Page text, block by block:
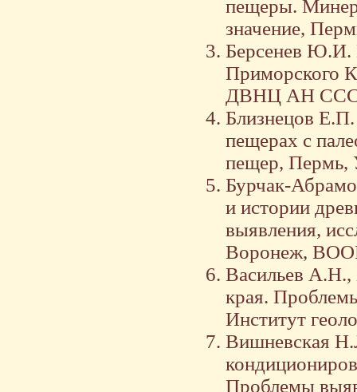
пещеры.
значение,
Берсенев Ю.И.
Приморского
ДВНЦ АН
Близнецов Е.П.
пещерах с
пещер, Пермь,
Бурчак-
и истории
выявления,
Воронеж,
Васильев
края.
Институт
Вишневская
Проблемы